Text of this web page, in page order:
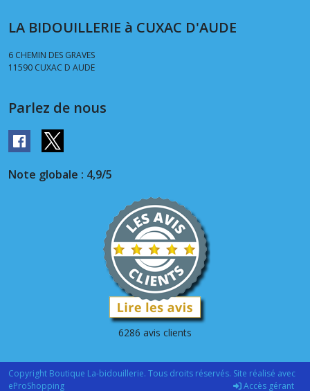
LA BIDOUILLERIE à CUXAC D'AUDE
6 CHEMIN DES GRAVES
11590 CUXAC D AUDE
Parlez de nous
Note globale : 4,9/5
6286 avis clients
Copyright Boutique La-bidouillerie. Tous droits réservés. Site réalisé avec
eProShopping
Accès gérant